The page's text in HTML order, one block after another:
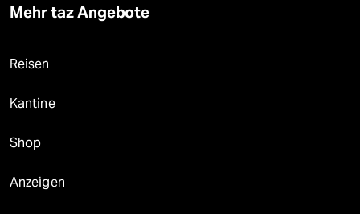
Mehr taz Angebote
Reisen
Kantine
Shop
Anzeigen